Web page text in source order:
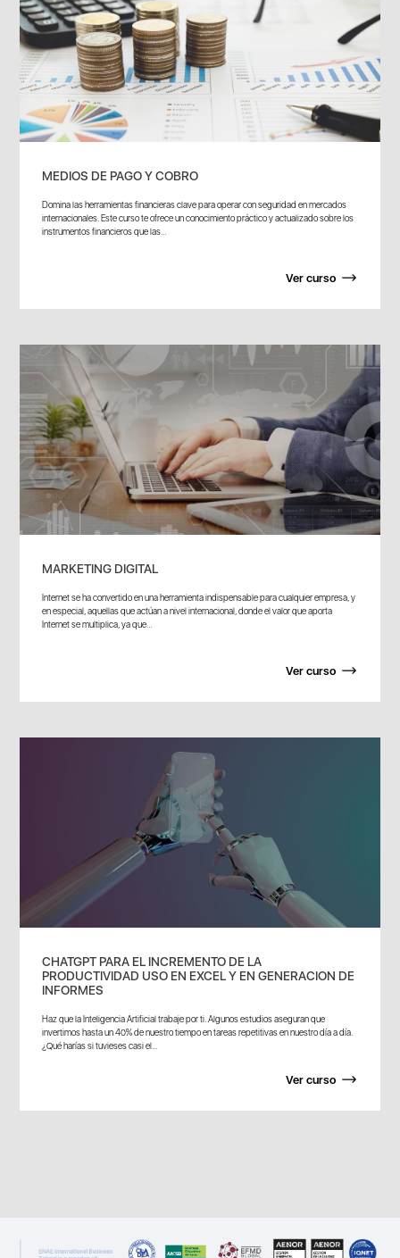
MEDIOS DE PAGO Y COBRO
Domina las herramientas financieras clave para operar con seguridad en mercados
internacionales. Este curso te ofrece un conocimiento práctico y actualizado sobre los
instrumentos financieros que las...
Ver curso
MARKETING DIGITAL
Internet se ha convertido en una herramienta indispensable para cualquier empresa, y
en especial, aquellas que actúan a nivel internacional, donde el valor que aporta
Internet se multiplica, ya que...
Ver curso
CHATGPT PARA EL INCREMENTO DE LA
PRODUCTIVIDAD USO EN EXCEL Y EN GENERACION DE
INFORMES
Haz que la Inteligencia Artificial trabaje por ti. Algunos estudios aseguran que
invertimos hasta un 40% de nuestro tiempo en tareas repetitivas en nuestro día a día.
¿Qué harías si tuvieses casi el...
Ver curso